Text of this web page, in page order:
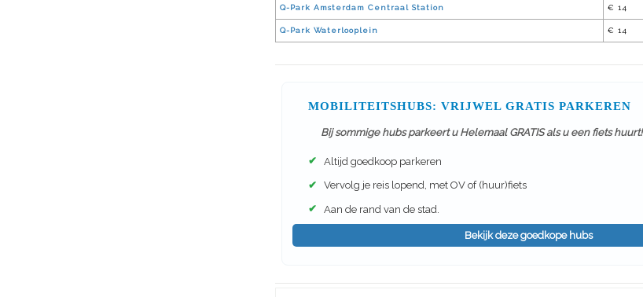
Q-Park Amsterdam Centraal Station € 14
Q-Park Waterlooplein € 14
MOBILITEITSHUBS: VRIJWEL GRATIS PARKEREN
Bij sommige hubs parkeert u Helemaal GRATIS als u een fiets huurt!
✔ Altijd goedkoop parkeren
✔ Vervolg je reis lopend, met OV of (huur)fiets
✔ Aan de rand van de stad.
Bekijk deze goedkope hubs